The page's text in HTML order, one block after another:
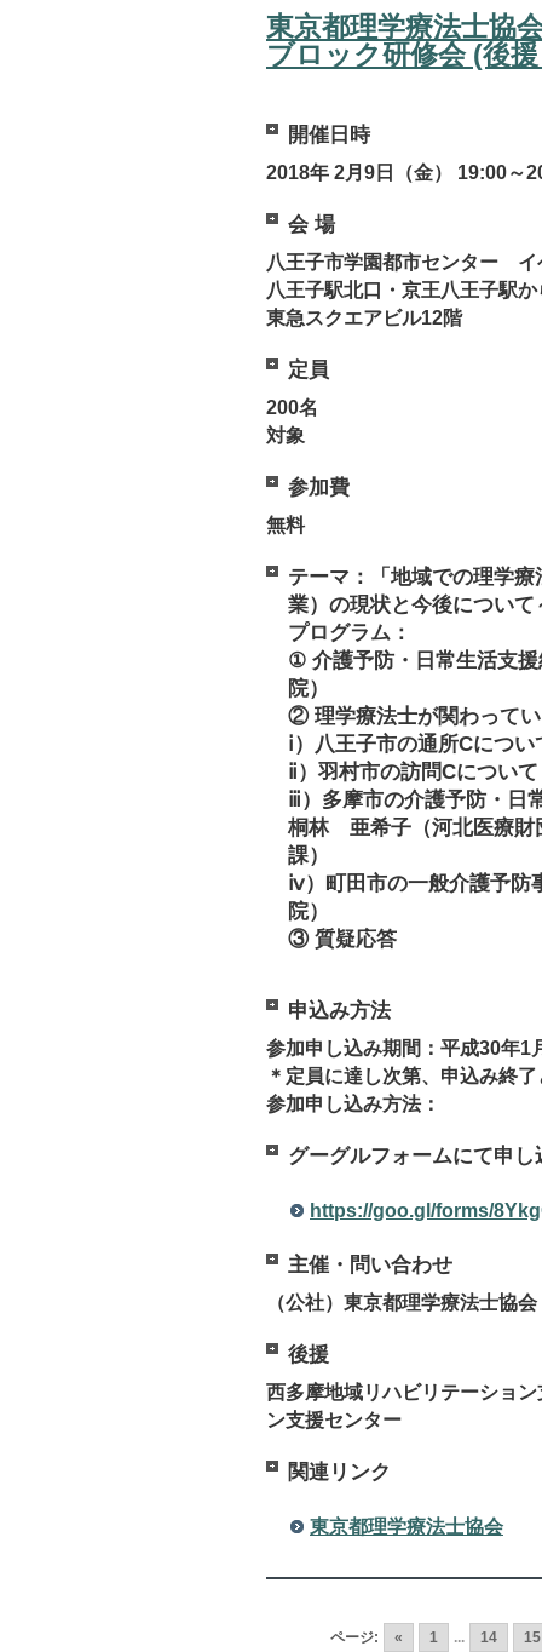
東京都理学療法士協
ブロック研修会 (後
開催日時
2018年 2月9日（金） 19:00～
会 場
八王子市学園都市センター イ
八王子駅北口・京王八王子駅
東急スクエアビル12階
定員
200名
対象
参加費
無料
テーマ：「地域での理学
業）の現状と今後について
プログラム：
① 介護予防・日常生活支
院）
② 理学療法士が関わって
ⅰ）八王子市の通所Cにつ
ⅱ）羽村市の訪問Cについ
ⅲ）多摩市の介護予防・日
桐林 亜希子（河北医療財
課）
ⅳ）町田市の一般介護予
院）
③ 質疑応答
申込み方法
参加申し込み期間：平成30年1
＊定員に達し次第、申込み終
参加申し込み方法：
グーグルフォームにて申し
https://goo.gl/forms/
主催・問い合わせ
（公社）東京都理学療法士協
後援
西多摩地域リハビリテーショ
ン支援センター
関連リンク
東京都理学療法士協会
ページ: « 1 ... 14 15